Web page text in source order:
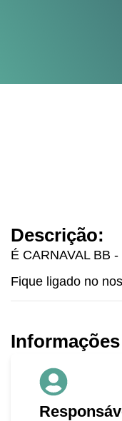
Descrição:
É CARNAVAL BB
Fique ligado no